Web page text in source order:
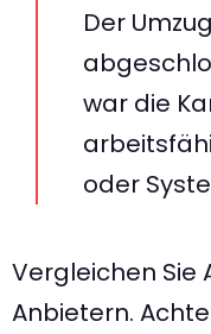
Der
war die
oder
Vergleichen
Anbietern.